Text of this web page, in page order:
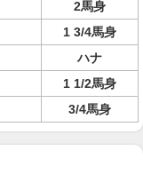
2馬身
1 3/4馬身
ハナ
1 1/2馬身
3/4馬身